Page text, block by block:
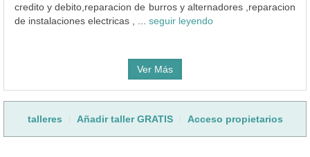
credito y debito,reparacion de burros y alternadores ,reparacion
de instalaciones electricas , ... seguir leyendo
Ver Más
talleres Añadir taller GRATIS Acceso propietarios